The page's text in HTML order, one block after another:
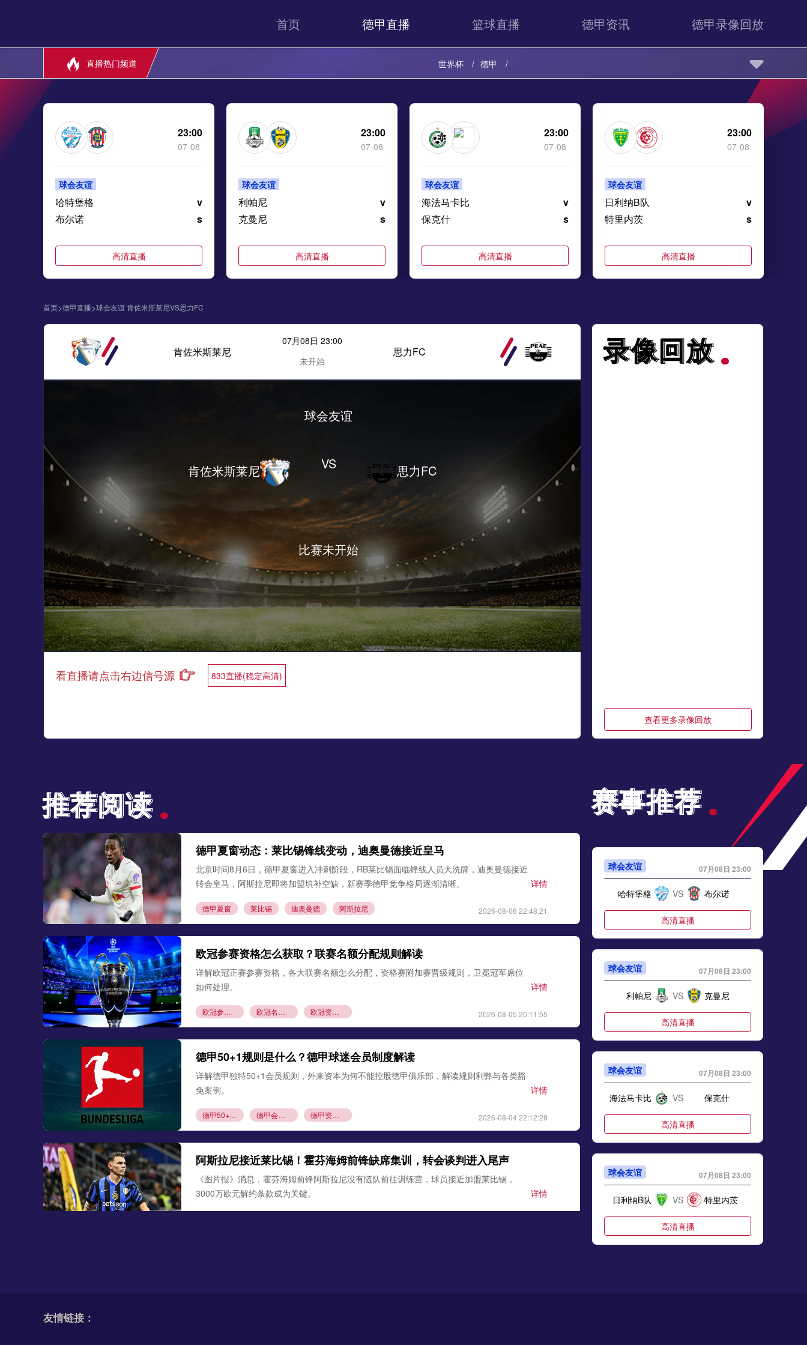
首页 德甲直播 篮球直播 德甲资讯 德甲录像回放
直播热门频道 世界杯 德甲
23:00
07-08
球会友谊
哈特堡格
v
布尔诺
s
高清直播
23:00
07-08
球会友谊
利帕尼
v
克曼尼
s
高清直播
23:00
07-08
球会友谊
海法马卡比
v
保克什
s
高清直播
23:00
07-08
球会友谊
日利纳B队
v
特里内茨
s
高清直播
首页>德甲直播>球会友谊 肯佐米斯莱尼VS思力FC
肯佐米斯莱尼
07月08日 23:00
未开始
思力FC
肯佐米斯莱尼
球会友谊
VS
比赛未开始
思力FC
看直播请点击右边信号源 833直播(稳定高清)
录像回放
录像回放
查看更多录像回放
推荐阅读
推荐阅读
德甲夏窗动态：莱比锡锋线变动，迪奥曼德接近皇马
北京时间8月6日，德甲夏窗进入冲刺阶段，RB莱比锡面临锋线人员大洗牌，迪奥曼德接近
转会皇马，阿斯拉尼即将加盟填补空缺，新赛季德甲竞争格局逐渐清晰。
详情
德甲夏窗 莱比锡 迪奥曼德 阿斯拉尼 2026-08-06 22:48:21
欧冠参赛资格怎么获取？联赛名额分配规则解读
详解欧冠正赛参赛资格，各大联赛名额怎么分配，资格赛附加赛晋级规则，卫冕冠军席位
如何处理。
详情
欧冠参赛资格 欧冠名额分配 欧冠资格赛规则 2026-08-05 20:11:55
德甲50+1规则是什么？德甲球迷会员制度解读
详解德甲独特50+1会员规则，外来资本为何不能控股德甲俱乐部，解读规则利弊与各类豁
免案例。
详情
德甲50+1规则 德甲会员制 德甲资本规则 2026-08-04 22:12:28
阿斯拉尼接近莱比锡！霍芬海姆前锋缺席集训，转会谈判进入尾声
《图片报》消息，霍芬海姆前锋阿斯拉尼没有随队前往训练营，球员接近加盟莱比锡，
3000万欧元解约条款成为关键。
详情
赛事推荐
赛事推荐
球会友谊 07月08日 23:00
哈特堡格 VS 布尔诺
高清直播
球会友谊 07月08日 23:00
利帕尼 VS 克曼尼
高清直播
球会友谊 07月08日 23:00
海法马卡比 VS 保克什
高清直播
球会友谊 07月08日 23:00
日利纳B队 VS 特里内茨
高清直播
友情链接：